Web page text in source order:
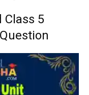
Class 5